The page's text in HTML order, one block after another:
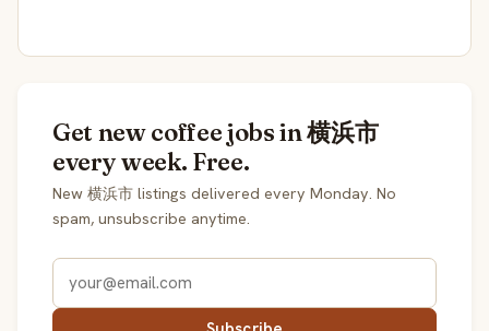
Get new coffee jobs in 横浜市
every week. Free.
New 横浜市 listings delivered every Monday. No
spam, unsubscribe anytime.